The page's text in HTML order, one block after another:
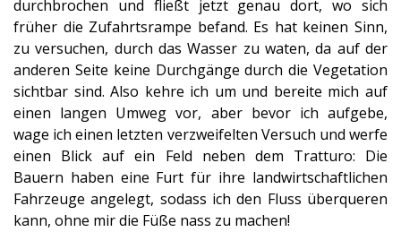
durchbrochen und fließt jetzt genau dort, wo sich
früher die Zufahrtsrampe befand. Es hat keinen Sinn,
zu versuchen, durch das Wasser zu waten, da auf der
anderen Seite keine Durchgänge durch die Vegetation
sichtbar sind. Also kehre ich um und bereite mich auf
einen langen Umweg vor, aber bevor ich aufgebe,
wage ich einen letzten verzweifelten Versuch und werfe
einen Blick auf ein Feld neben dem Tratturo: Die
Bauern haben eine Furt für ihre landwirtschaftlichen
Fahrzeuge angelegt, sodass ich den Fluss überqueren
kann, ohne mir die Füße nass zu machen!